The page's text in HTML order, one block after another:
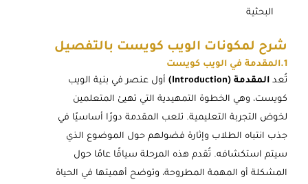
البحثية
شرح لمكونات الويب كويست بالتفصيل
1.المقدمة في الويب كويست
تُعد المقدمة (Introduction)
أول عنصر في بنية الويب
كويست، وهي الخطوة التمهيدية التي تهيئ المتعلمين
لخوض التجربة التعليمية. تلعب المقدمة دورًا أساسيًا في
جذب انتباه الطلاب وإثارة فضولهم حول الموضوع الذي
سيتم استكشافه. تُقدم هذه المرحلة سياقًا عامًا حول
المشكلة أو المهمة المطروحة، وتوضح أهميتها في الحياة